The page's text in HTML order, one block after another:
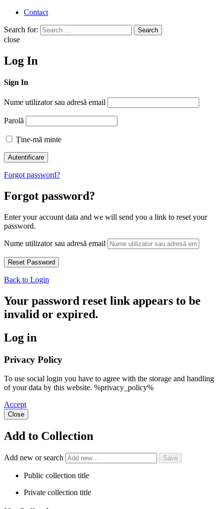
Contact
Search for: Search
close
Log In
Sign In
Nume utilizator sau adresă email
Parolă
Ține-mă minte
Forgot password?
Forgot password?
Enter your account data and we will send you a link to reset your
password.
Nume utilizator sau adresă email
Back to Login
Your password reset link appears to be
invalid or expired.
Log in
Privacy Policy
To use social login you have to agree with the storage and handling
of your data by this website. %privacy_policy%
Accept
Close
Add to Collection
Add new or search
Public collection title
Private collection title